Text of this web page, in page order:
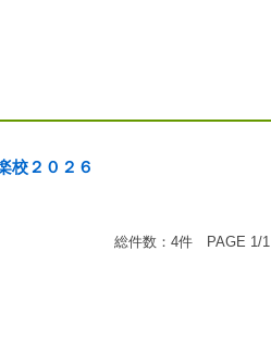
校２０２６
総件数：4件 PAGE 1/1